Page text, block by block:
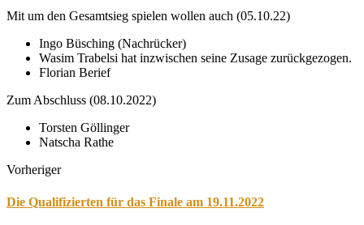
Mit um den Gesamtsieg spielen wollen auch (05.10.22)
Ingo Büsching (Nachrücker)
Wasim Trabelsi hat inzwischen seine Zusage zurückgezogen.
Florian Berief
Zum Abschluss (08.10.2022)
Torsten Göllinger
Natscha Rathe
Vorheriger
Die Qualifizierten für das Finale am 19.11.2022